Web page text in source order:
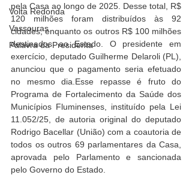
Volta Redonda
Vassouras
Palavra da Presidenta
pela Casa ao longo de 2025. Desse total, R$
120 milhões foram distribuídos às 92
cidades, enquanto os outros R$ 100 milhões
destinados ao Estado. O presidente em
exercício, deputado Guilherme Delaroli (PL),
anunciou que o pagamento seria efetuado
no mesmo dia.Esse repasse é fruto do
Programa de Fortalecimento da Saúde dos
Municípios Fluminenses, instituído pela Lei
11.052/25, de autoria original do deputado
Rodrigo Bacellar (União) com a coautoria de
todos os outros 69 parlamentares da Casa,
aprovada pelo Parlamento e sancionada
pelo Governo do Estado.